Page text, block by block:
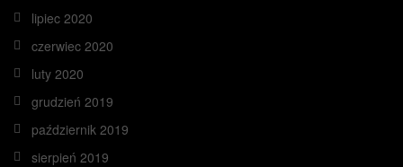
lipiec 2020
czerwiec 2020
luty 2020
grudzień 2019
październik 2019
sierpień 2019